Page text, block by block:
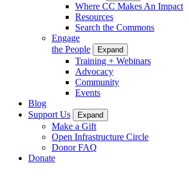
Where CC Makes An Impact
Resources
Search the Commons
Engage
the People
Expand
Training + Webinars
Advocacy
Community
Events
Blog
Support Us
Expand
Make a Gift
Open Infrastructure Circle
Donor FAQ
Donate